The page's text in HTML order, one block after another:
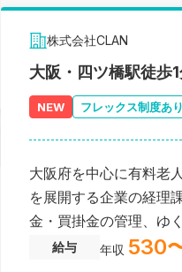
株式会社CLAN
大阪・四ツ橋駅徒歩
NEW フレックス制度あり
大阪府を中心に有料老
を展開する企業の経理
金・買掛金の管理、ゆ
給与 年収 530